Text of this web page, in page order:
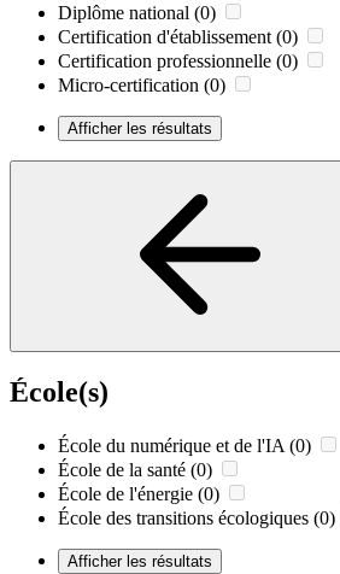
Diplôme national (0)
Certification d'établissement (0)
Certification professionnelle (0)
Micro-certification (0)
Afficher les résultats
École(s)
École du numérique et de l'IA (0)
École de la santé (0)
École de l'énergie (0)
École des transitions écologiques (0)
Afficher les résultats